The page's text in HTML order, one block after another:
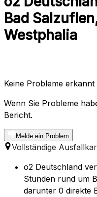
Bad
Westphalia
Keine Probleme erkannt
Wenn Sie Probleme
Bericht.
Melde ein Problem
Vollständige
o2 Deutschland
Stunden rund um
darunter 0 direkte